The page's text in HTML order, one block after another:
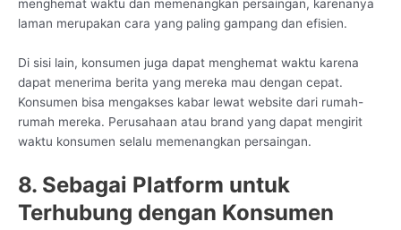
menghemat waktu dan memenangkan persaingan, karenanya
laman merupakan cara yang paling gampang dan efisien.
Di sisi lain, konsumen juga dapat menghemat waktu karena
dapat menerima berita yang mereka mau dengan cepat.
Konsumen bisa mengakses kabar lewat website dari rumah-
rumah mereka. Perusahaan atau brand yang dapat mengirit
waktu konsumen selalu memenangkan persaingan.
8. Sebagai Platform untuk
Terhubung dengan Konsumen